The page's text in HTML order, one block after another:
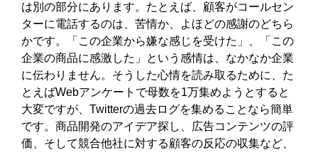
は別の部分にあります。たとえば、顧客がコールセン
ターに電話するのは、苦情か、よほどの感謝のどちら
かです。「この企業から嫌な感じを受けた」、「この
企業の商品に感激した」という感情は、なかなか企業
に伝わりません。そうした心情を読み取るために、た
とえばWebアンケートで母数を1万集めようとすると
大変ですが、Twitterの過去ログを集めることなら簡単
です。商品開発のアイデア探し、広告コンテンツの評
価、そして競合他社に対する顧客の反応の収集など、